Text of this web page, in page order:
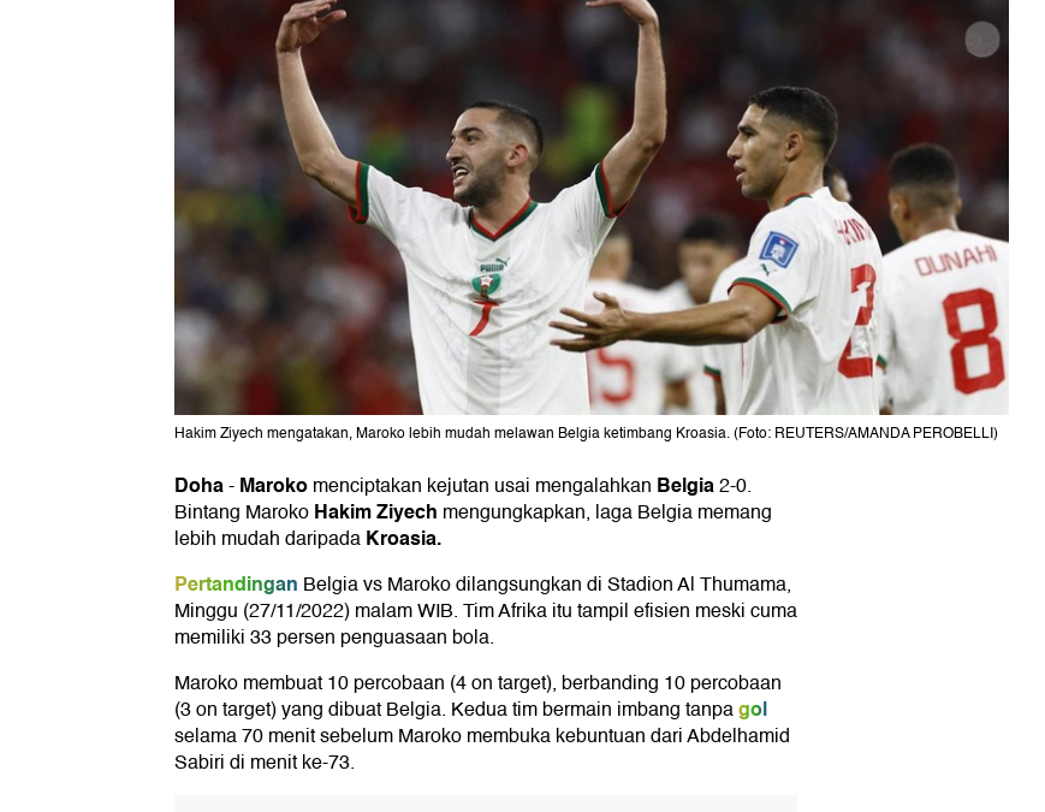
Hakim Ziyech mengatakan, Maroko lebih mudah melawan Belgia ketimbang Kroasia. (Foto: REUTERS/AMANDA PEROBELLI)
Doha-Marokomenciptakan kejutan usai mengalahkan Belgia2-0.
Bintang MarokoHakim Ziyech mengungkapkan, laga Belgia memang
lebih mudah daripadaKroasia.
Pertandingan Belgia vs Maroko dilangsungkan di Stadion Al Thumama,
Minggu (27/11/2022) malam WIB. Tim Afrika itu tampil efisien meski cuma
memiliki 33 persen penguasaan bola.
Maroko membuat 10 percobaan (4 on target), berbanding 10 percobaan
(3 on target) yang dibuat Belgia. Kedua tim bermain imbang tanpagol
selama 70 menit sebelum Maroko membuka kebuntuan dari Abdelhamid
Sabiri di menit ke-73.